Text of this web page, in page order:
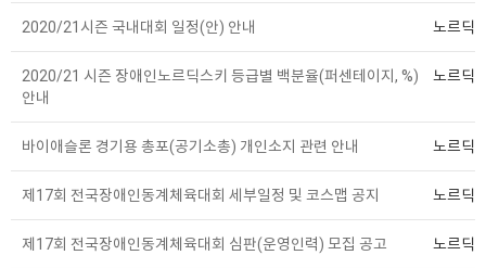
2020/21시즌 국내대회 일정(안) 안내 노르딕
2020/21 시즌 장애인노르딕스키 등급별 백분율(퍼센테이지, %)
안내
노르딕
바이애슬론 경기용 총포(공기소총) 개인소지 관련 안내 노르딕
제17회 전국장애인동계체육대회 세부일정 및 코스맵 공지 노르딕
제17회 전국장애인동계체육대회 심판(운영인력) 모집 공고 노르딕